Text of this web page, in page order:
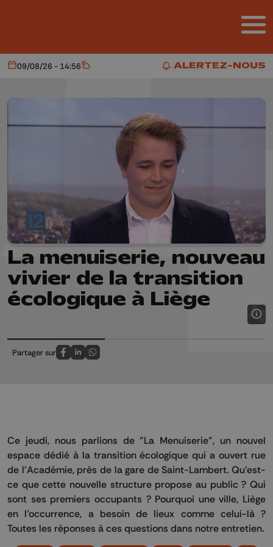
ALERTEZ-NOUS
ALERTEZ-NOUS
Aujourd'hui
09/08/26 - 14:56 Météo
La menuiserie, nouveau
vivier de la transition
écologique à Liège
Partager sur
Partagez sur FaceBook
Partagez sur LinkedIn
Partagez sur Whatsapp
Ce jeudi, nous parlions de "La Menuiserie", un nouvel
espace dédié à la transition écologique qui a ouvert rue
de l'Académie, près de la gare de Saint-Lambert. Qu'est-
ce que cette nouvelle structure propose au public ? Qui
sont ses premiers occupants ? Pourquoi une ville, Liège
en l’occurrence, a besoin de lieux comme celui-là ?
Toutes les réponses à ces questions dans notre entretien.